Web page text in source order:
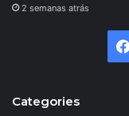
2 semanas atrás
Categories